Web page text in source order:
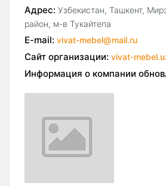
Адрес: Узбекистан, Ташкент,
район, м-в Тукайтепа
E-mail: vivat-mebel@mail.ru
Сайт организации: vivat-
Информация о компании